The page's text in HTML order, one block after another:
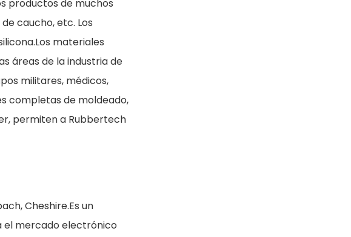
productos de muchos
caucho, etc. Los
materiales
áreas de la industria de
militares, médicos,
completas de moldeado,
permiten a Rubbertech
Cheshire.Es un
el mercado electrónico